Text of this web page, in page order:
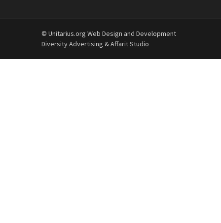
© Unitarius.org Web Design and Development
Diversity Advertising &Affarit Studio